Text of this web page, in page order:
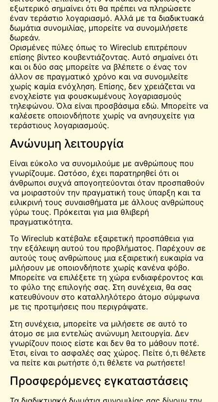
εξωτερικό σημαίνει ότι θα πρέπει να πληρώσετε
έναν τεράστιο λογαριασμό. Αλλά με τα διαδικτυακά
δωμάτια συνομιλίας, μπορείτε να συνομιλήσετε
δωρεάν.
Ορισμένες πύλες όπως το Wireclub επιτρέπουν
επίσης βίντεο κουβεντιάζοντας. Αυτό σημαίνει ότι
και οι δύο σας μπορείτε να βλέπετε ο ένας τον
άλλον σε πραγματικό χρόνο και να συνομιλείτε
χωρίς καμία ενόχληση. Επίσης, δεν χρειάζεται να
ενοχλείστε για φουσκωμένους λογαριασμούς
τηλεφώνου. Όλα είναι προσβάσιμα εδώ. Μπορείτε να
καλέσετε οποιονδήποτε χωρίς να ανησυχείτε για
τεράστιους λογαριασμούς.
Ανώνυμη λειτουργία
Είναι εύκολο να συνομιλούμε με ανθρώπους που
γνωρίζουμε. Ωστόσο, έχει παρατηρηθεί ότι οι
άνθρωποι συχνά απογοητεύονται όταν προσπαθούν
να μοιραστούν την πραγματική τους ύπαρξη και τα
ειλικρινή τους συναισθήματα με άλλους ανθρώπους
γύρω τους. Πρόκειται για μια θλιβερή
πραγματικότητα.
Το Wireclub κατέβαλε εξαιρετική προσπάθεια για
την εξάλειψη αυτού του προβλήματος. Παρέχουν σε
αυτούς τους ανθρώπους μια εξαιρετική ευκαιρία να
μιλήσουν με οποιονδήποτε χωρίς κανένα φόβο.
Μπορείτε να επιλέξετε τη χώρα ενδιαφέροντος και
το φύλο της επιλογής σας. Στη συνέχεια, θα σας
κατευθύνουν στο καταλληλότερο άτομο σύμφωνα
με τις προτιμήσεις που περιγράψατε.
Στη συνέχεια, μπορείτε να μιλήσετε σε αυτό το
άτομο σε μια εντελώς ανώνυμη λειτουργία. Δεν
γνωρίζουν ποιος είστε και δεν θα το μάθουν ποτέ.
Έτσι, είναι το ασφαλές σας χώρος. Πείτε ό,τι θέλετε
να πείτε και ρωτήστε ό,τι θέλετε να ρωτήσετε!
Προσφερόμενες εγκαταστάσεις